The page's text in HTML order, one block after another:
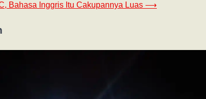
Bahasa Inggris Itu Cakupannya Luas ⟶